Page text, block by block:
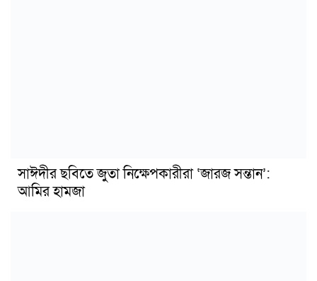
সাঈদীর ছবিতে জুতা নিক্ষেপকারীরা ‘জারজ সন্তান’:
আমির হামজা